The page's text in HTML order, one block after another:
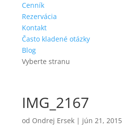
Cenník
Rezervácia
Kontakt
Často kladené otázky
Blog
Vyberte stranu
IMG_2167
od Ondrej Ersek| jún 21, 2015